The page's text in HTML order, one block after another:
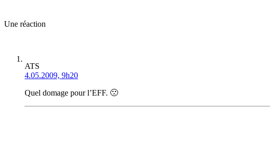
Une réaction
ATS
4.05.2009, 9h20
Quel domage pour l’EFF. 🙁